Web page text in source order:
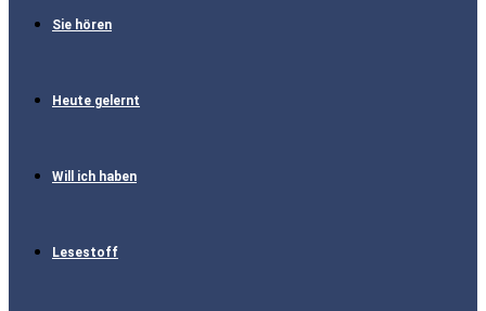
Sie hören
Heute gelernt
Will ich haben
Lesestoff